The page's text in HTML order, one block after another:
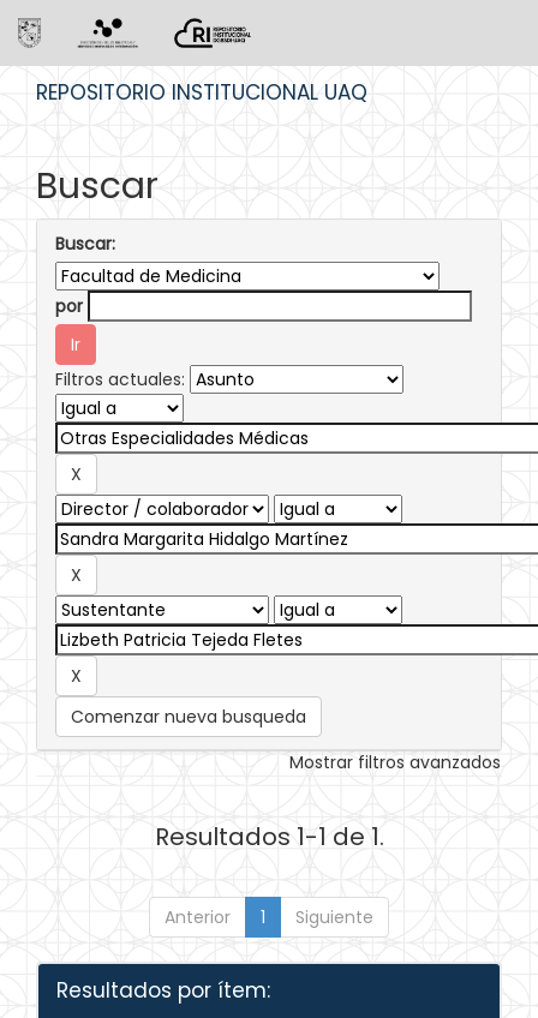
REPOSITORIO INSTITUCIONAL UAQ
Buscar
Buscar:
por
Filtros actuales:
Comenzar nueva busqueda
Mostrar filtros avanzados
Resultados 1-1 de 1.
Anterior 1 Siguiente
Resultados por ítem: